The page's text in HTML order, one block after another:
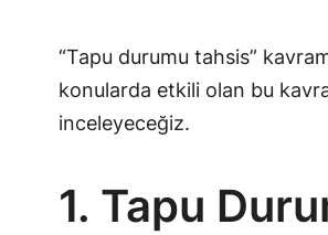
“Tapu durumu tahsis”
konularda etkili olan bu
inceleyeceğiz.
1. Tapu